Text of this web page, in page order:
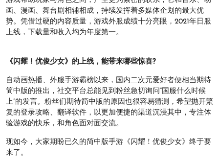
画、漫画、舞台剧相辅相成，持续发挥着多媒体企划的最大优
势。凭借过硬的内容质量，游戏外服成绩十分亮眼，2021年日服
上线，下载量和收入均为年度第一。
《闪耀！优俊少女》的上线，能带来哪些惊喜?
自动画热播、外服手游霸榜以来，国内二次元爱好者便相当期待
简中版的推出，社交平台总能见到粉丝急切询问“国服什么时候
上”的发言。粉丝们期待简中版的原因也很容易猜测，希望抛开繁
复的登录攻略、翻译软件，以更加便捷的渠道沉浸其中，专注体
验游戏的快乐，和角色面对面交流。
现如今，大家期盼已久的简中版手游《闪耀！优俊少女》终于要
来了。